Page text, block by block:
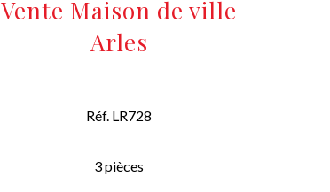
Vente Maison de ville
Arles
Réf. LR728
3 pièces